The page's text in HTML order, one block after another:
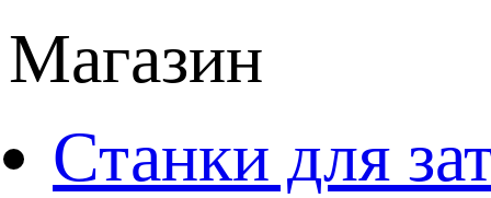
Магазин
Станки для